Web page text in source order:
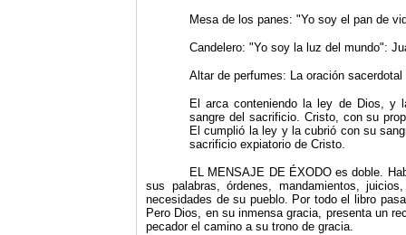
Mesa de los panes: "Yo soy el pan de
Candelero: "Yo soy la luz del mundo":
Altar de perfumes: La oración
El arca conteniendo la ley de Dios, y
sangre del sacrificio. Cristo, con su
El cumplió la ley y la cubrió con su
sacrificio expiatorio de Cristo.
EL MENSAJE DE ÉXODO es doble.
sus palabras, órdenes, mandamientos,
necesidades de su pueblo. Por todo el libro
Pero Dios, en su inmensa gracia, presenta un
pecador el camino a su trono de gracia.